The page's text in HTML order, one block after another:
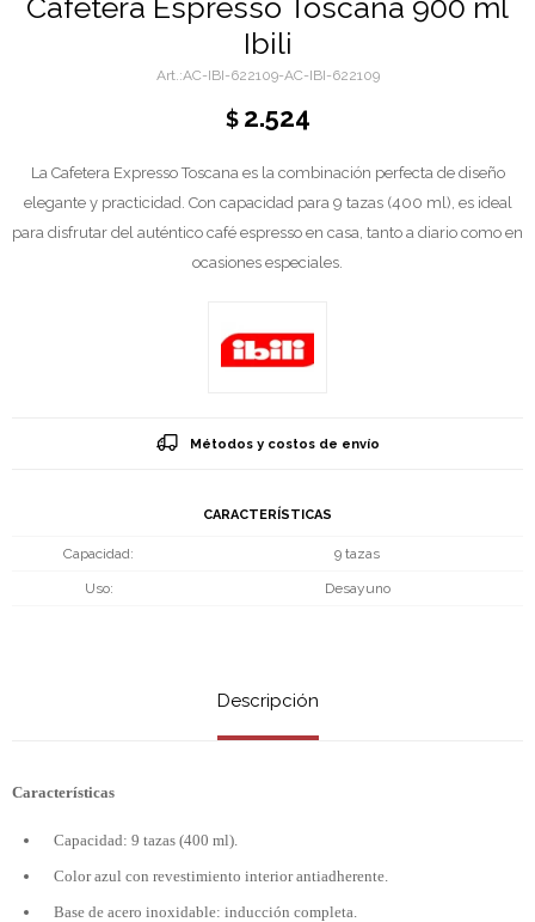
Cafetera Espresso Toscana 900 ml
Ibili
AC-IBI-622109-AC-IBI-622109
$ 2.524
La Cafetera Expresso Toscana es la combinación perfecta de diseño
elegante y practicidad. Con capacidad para 9 tazas (400 ml), es ideal
para disfrutar del auténtico café espresso en casa, tanto a diario como en
ocasiones especiales.
Métodos y costos de envío
CARACTERÍSTICAS
Capacidad 9 tazas
Uso Desayuno
Descripción
Características
Capacidad: 9 tazas (400 ml).
Color azul con revestimiento interior antiadherente.
Base de acero inoxidable: inducción completa.